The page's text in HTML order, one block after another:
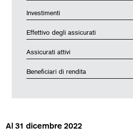
Investimenti
Effettivo degli assicurati
Assicurati attivi
Beneficiari di rendita
Al 31 dicembre 2022